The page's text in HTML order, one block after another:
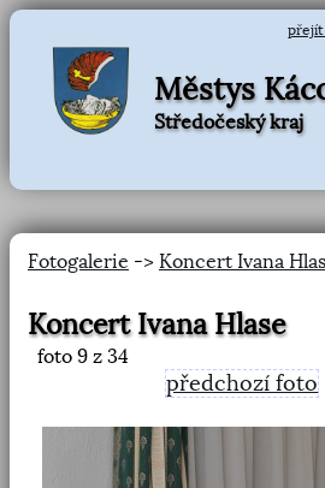
přejít
Městys
Středočeský kraj
Fotogalerie -> Koncert Ivana
Koncert Ivana Hlase
foto 9 z 34
předchozí foto